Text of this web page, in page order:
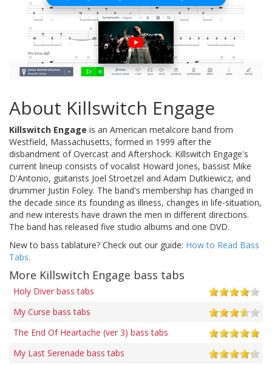
About Killswitch Engage
Killswitch Engage is an American metalcore band from
Westfield, Massachusetts, formed in 1999 after the
disbandment of Overcast and Aftershock. Killswitch Engage's
current lineup consists of vocalist Howard Jones, bassist Mike
D'Antonio, guitarists Joel Stroetzel and Adam Dutkiewicz, and
drummer Justin Foley. The band's membership has changed in
the decade since its founding as illness, changes in life-situation,
and new interests have drawn the men in different directions.
The band has released five studio albums and one DVD.
New to bass tablature? Check out our guide: How to Read Bass
Tabs.
More Killswitch Engage bass tabs
Holy Diver bass tabs
My Curse bass tabs
The End Of Heartache (ver 3) bass tabs
My Last Serenade bass tabs